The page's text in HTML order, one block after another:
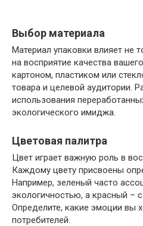
Выбор материала
Материал упаковки влияет не
на восприятие качества
картоном, пластиком или
товара и целевой аудитории.
использования
экологического имиджа.
Цветовая палитра
Цвет играет важную роль в
Каждому цвету присвоены
Например, зеленый часто
экологичностью, а красный –
Определите, какие эмоции вы
потребителей.